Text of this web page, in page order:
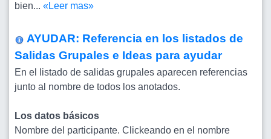
bien... «Leer mas»
AYUDAR: Referencia en los listados de
Salidas Grupales e Ideas para ayudar
En el listado de salidas grupales aparecen referencias
junto al nombre de todos los anotados.
Los datos básicos
Nombre del participante. Clickeando en el nombre